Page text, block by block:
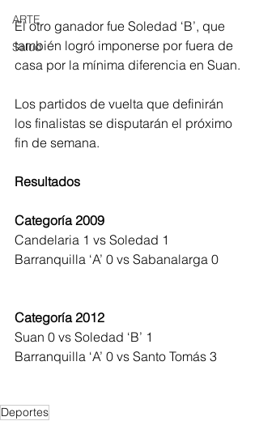
ARTE
Salud
El otro ganador fue Soledad ‘B’, que
también logró imponerse por fuera de
casa por la mínima diferencia en Suan.
Los partidos de vuelta que definirán
los finalistas se disputarán el próximo
fin de semana.
Resultados
Categoría 2009
Candelaria 1 vs Soledad 1
Barranquilla ‘A’ 0 vs Sabanalarga 0
Categoría 2012
Suan 0 vs Soledad ‘B’ 1
Barranquilla ‘A’ 0 vs Santo Tomás 3
Deportes